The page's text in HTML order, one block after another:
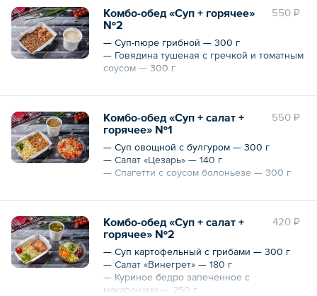
550 ₽
Комбо-обед «Суп + горячее»
№2
— Суп-пюре грибной — 300 г
— Говядина тушеная с гречкой и томатным
соусом — 300 г
550 ₽
Комбо-обед «Суп + салат +
горячее» №1
— Суп овощной с булгуром — 300 г
— Салат «Цезарь» — 140 г
— Спагетти с соусом болоньезе — 300 г
420 ₽
Комбо-обед «Суп + салат +
горячее» №2
— Суп картофельный с грибами — 300 г
— Салат «Винегрет» — 180 г
— Куриное бедро запеченное с
макаронами — 250 г